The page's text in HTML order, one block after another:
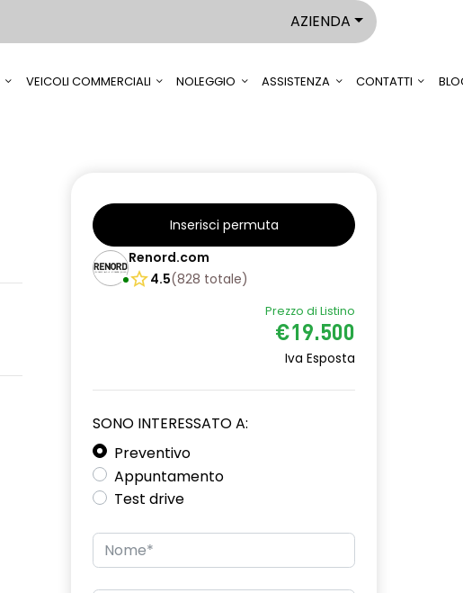
AZIENDA
VEICOLI COMMERCIALI NOLEGGIO ASSISTENZA CONTATTI
Inserisci permuta
Renord.com
4.5(828 totale)
Prezzo di Listino
€19.500
Iva Esposta
SONO INTERESSATO A:
Preventivo
Appuntamento
Test drive